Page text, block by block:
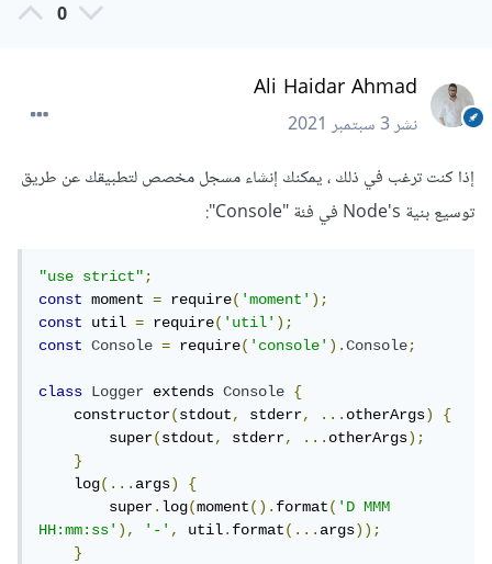
0
Ali Haidar Ahmad
نشر3 سبتمبر 2021
إذا كنت ترغب في ذلك ، يمكنك إنشاء مسجل مخصص لتطبيقك عن طريق
توسيع بنية Node's في فئة "Console":
"use strict";
const moment = require('moment');
const
util = require('util');
const
Console = require('console').Console;
class Logger extends Console
{
    constructor
(stdout, stderr, ...otherArgs)
{
        super
(stdout, stderr, ...otherArgs);
}
    log
(...args)
{
        super
.log(moment().format('D MMM
HH:mm:ss'), '-', util.format(...args));
}